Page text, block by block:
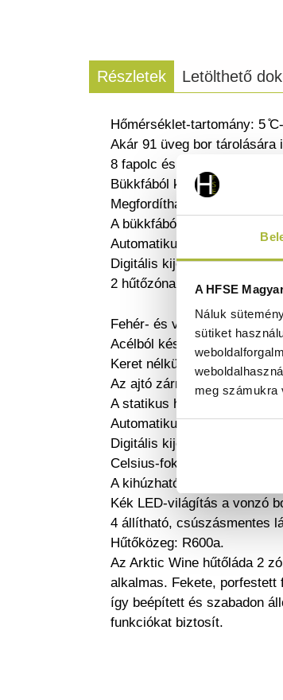
A HFSE
Náluk
sütiket
meg számukra
Részletek Letölthető
Hőmérséklet-tartomány: 5
Akár 91 üveg bor tárolására
8 fapolc és 1 félpolc
Bükkfából készült kihúzható
Megfordítható ajtó.
A bükkfából készült fapolcok
Automatikus leolvasztás
Digitális kijelző és
2 hűtőzóna, melyekben
Fehér- és vörösborok
Acélból készült ház, fekete,
Keret nélküli edzett
Az ajtó zárral és kulccsal
A statikus hűtőrendszert
Automatikus leolvasztás
Digitális kijelző és
Celsius-fokban
A kihúzható bükkfából
Kék LED-világítás a vonzó
4 állítható, csúszásmentes
Hűtőközeg: R600a.
Az Arktic Wine hűtőláda 2
alkalmas. Fekete,
így beépített és szabadon
funkciókat biztosít.